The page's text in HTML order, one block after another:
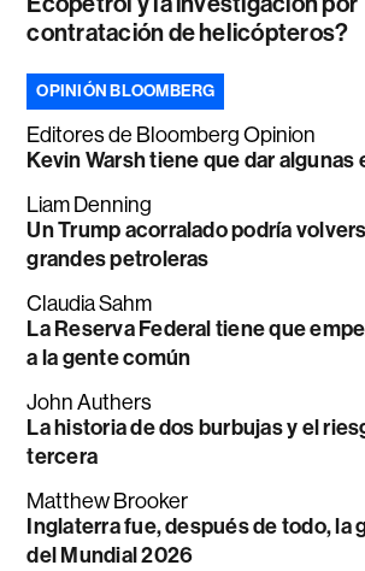
contratación de helicópteros?
OPINIÓN BLOOMBERG
Editores de Bloomberg Opinion
Kevin Warsh tiene que dar
Liam Denning
Un Trump acorralado podría
grandes petroleras
Claudia Sahm
La Reserva Federal tiene que
a la gente común
John Authers
La historia de dos burbujas y el
tercera
Matthew Brooker
Inglaterra fue, después de todo, la
del Mundial 2026